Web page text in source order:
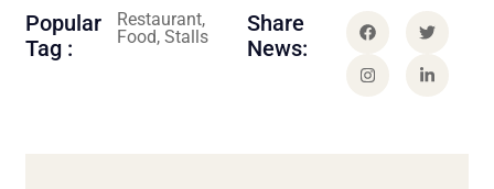
Popular
Tag :
Restaurant,
Food, Stalls
Share
News: